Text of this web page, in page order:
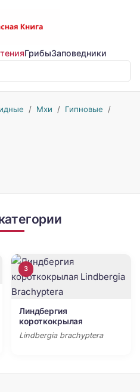
ГрибыЗаповедники
/ Мхи / Гипновые /
3
Линдбергия
короткокрылая
Lindbergia brachyptera